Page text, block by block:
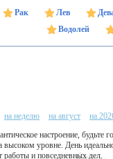
Рак Лев
Водолей
на неделю на август на
настроение, будьте
высоком уровне. День
работы и повседневных дел.